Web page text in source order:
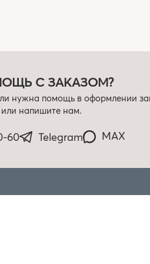
С ЗАКАЗОМ?
нужна помощь в оформлении
или напишите нам.
60 Telegram MAX